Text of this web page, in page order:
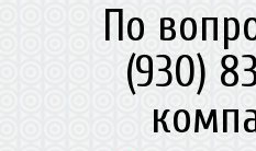
По
(930)